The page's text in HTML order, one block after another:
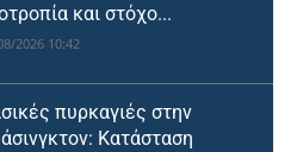
και στόχο...
2026 10:42
πυρκαγιές στην
Κατάσταση